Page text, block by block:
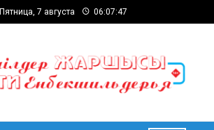
Пятница, 7 августа 06:07:48